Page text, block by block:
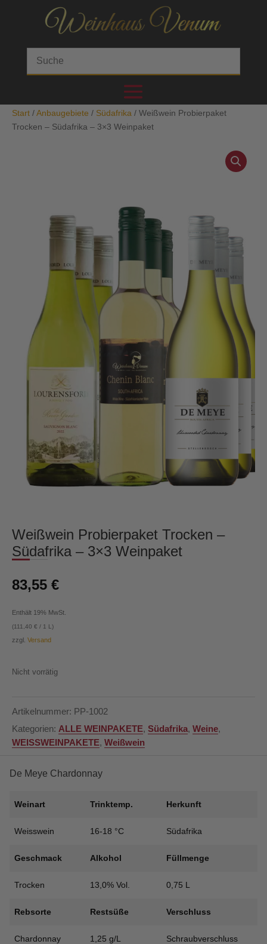
Start/Anbaugebiete / Südafrika / Weißwein Probierpaket
Trocken – Südafrika – 3×3 Weinpaket
Weißwein Probierpaket Trocken –
Südafrika – 3×3 Weinpaket
83,55 €
Enthält 19% MwSt.
(111,40 € / 1 L)
zzgl. Versand
Nicht vorrätig
Artikelnummer: PP-1002
Kategorien: ALLE WEINPAKETE, Südafrika, Weine,
WEISSWEINPAKETE, Weißwein
De Meye Chardonnay
Weinart Trinktemp. Herkunft
Weisswein 16-18 °C Südafrika
Geschmack Alkohol Füllmenge
Trocken 13,0% Vol. 0,75 L
Rebsorte Restsüße Verschluss
Chardonnay 1,25 g/L Schraubverschluss